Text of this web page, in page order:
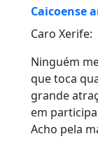
Caicoense
Caro Xerife:
Ninguém
que toca
grande
em
Acho pela